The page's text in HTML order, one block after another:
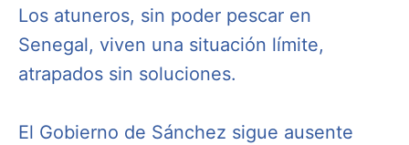
Los atuneros, sin poder pescar en
Senegal, viven una situación límite,
atrapados sin soluciones.
El Gobierno de Sánchez sigue ausente